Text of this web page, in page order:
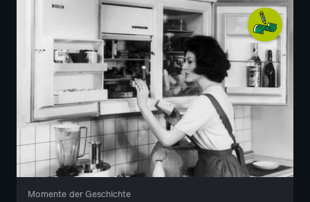
Momente der Geschichte